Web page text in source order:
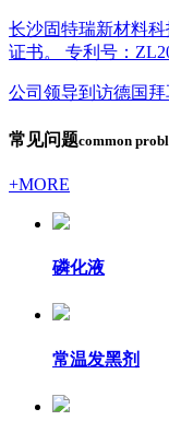
长沙固特瑞新材料科
证书。 专利号：
公司领导到访德国
常见问题common
+MORE
磷化液
常温发黑剂